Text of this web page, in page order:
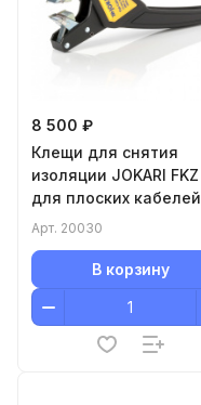
8 500 ₽
Клещи для снятия
изоляции JOKARI FKZ
для плоских кабелей
20030
Арт. 20030
В корзину